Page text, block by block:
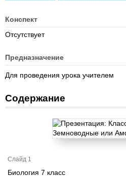
Конспект
Отсутствует
Предназначение
Для проведения урока учителем
Содержание
Слайд 1
Биология 7 класс